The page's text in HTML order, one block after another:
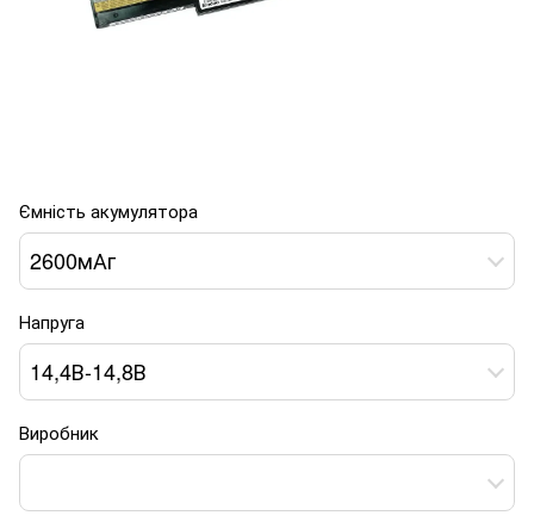
Ємність акумулятора
2600мАг
Напруга
14,4В-14,8В
Виробник